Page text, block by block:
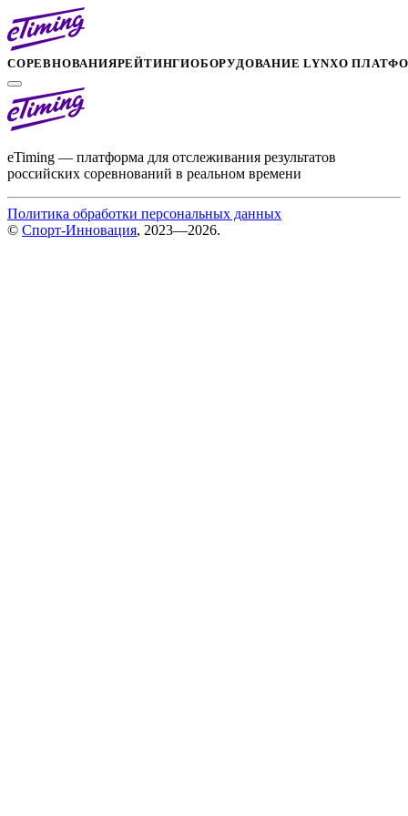
СОРЕВНОВАНИЯРЕЙТИНГИОБОРУДОВАНИЕ LYNXО
eTiming — платформа для отслеживания результатов
российских соревнований в реальном времени
Политика обработки персональных данных
© Спорт-Инновация, 2023—2026.